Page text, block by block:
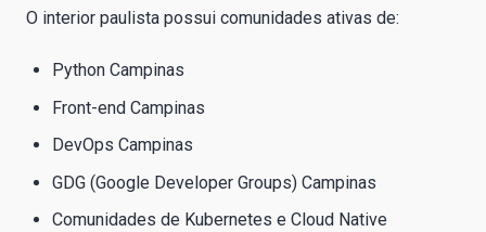
O interior paulista possui comunidades ativas de:
Python Campinas
Front-end Campinas
DevOps Campinas
GDG (Google Developer Groups) Campinas
Comunidades de Kubernetes e Cloud Native